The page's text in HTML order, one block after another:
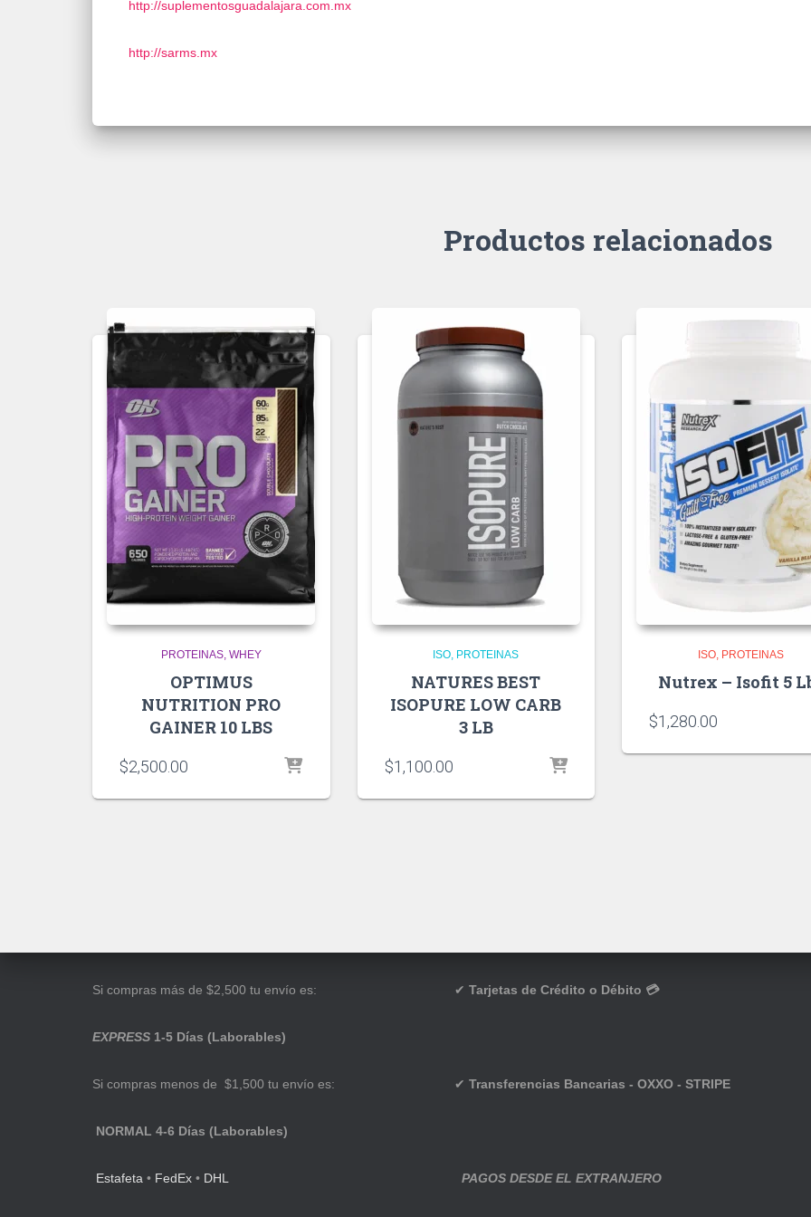
http://suplementosguadalajara.com.mx
http://sarms.mx
Productos relacionados
PROTEINAS WHEY
OPTIMUS
NUTRITION PRO
GAINER 10 LBS
$2,500.00
ISO PROTEINAS
NATURES BEST
ISOPURE LOW CARB
3 LB
$1,100.00
ISO PROTEINAS
Nutrex – Isofit 5
$1,280.00
Si compras más de $2,500 tu envío es:
EXPRESS 1-5 Días (Laborables)
Si compras menos de $1,500 tu envío es:
NORMAL 4-6 Días (Laborables)
Estafeta • FedEx • DHL
✔ Tarjetas de Crédito o Débito 💳
✔ Transferencias Bancarias - OXXO - STRIPE
PAGOS DESDE EL EXTRANJERO